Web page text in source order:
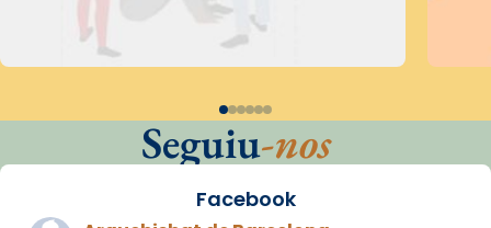
Seguiu-nos
Facebook